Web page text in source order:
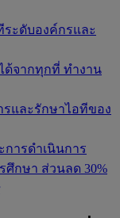
ะดับองค์กรและ
ด้จากทุกที่ ทำงาน
รและรักษาไอทีของ
ารดำเนินการ
ศึกษา ส่วนลด 30%